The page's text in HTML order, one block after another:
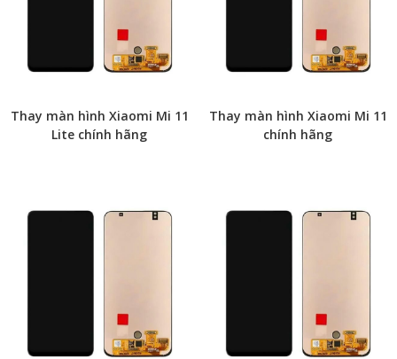
Thay màn hình Xiaomi Mi 11
Lite chính hãng
Thay màn hình Xiaomi Mi 11
chính hãng